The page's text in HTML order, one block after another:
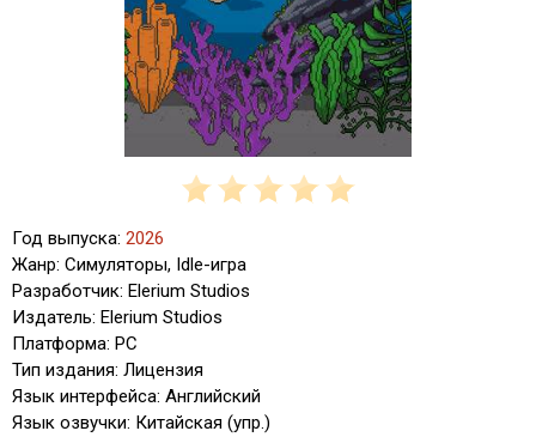
Год выпуска: 2026
Жанр: Симуляторы, Idle-игра
Разработчик: Elerium Studios
Издатель: Elerium Studios
Платформа: PC
Тип издания: Лицензия
Язык интерфейса: Английский
Язык озвучки: Китайская (упр.)